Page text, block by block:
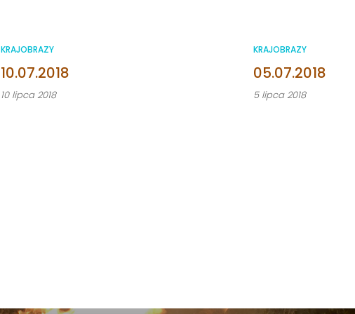
KRAJOBRAZY
10.07.2018
10 lipca 2018
KRAJOBRAZY
05.07.2018
5 lipca 2018